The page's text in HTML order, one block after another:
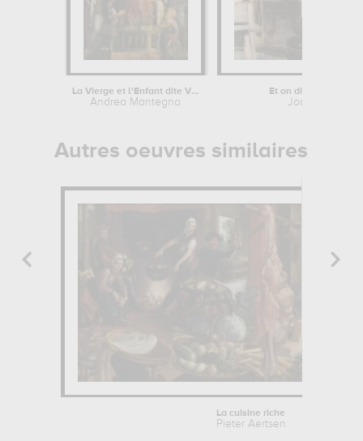
La Vierge et l'Enfant dite Vierge de...
Andrea Mantegna
Et on dit toujours
Joaquin
Autres oeuvres similaires
La cuisine riche
Pieter Aertsen